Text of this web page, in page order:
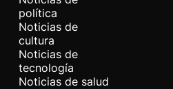
política
Noticias de
cultura
Noticias de
tecnología
Noticias de salud